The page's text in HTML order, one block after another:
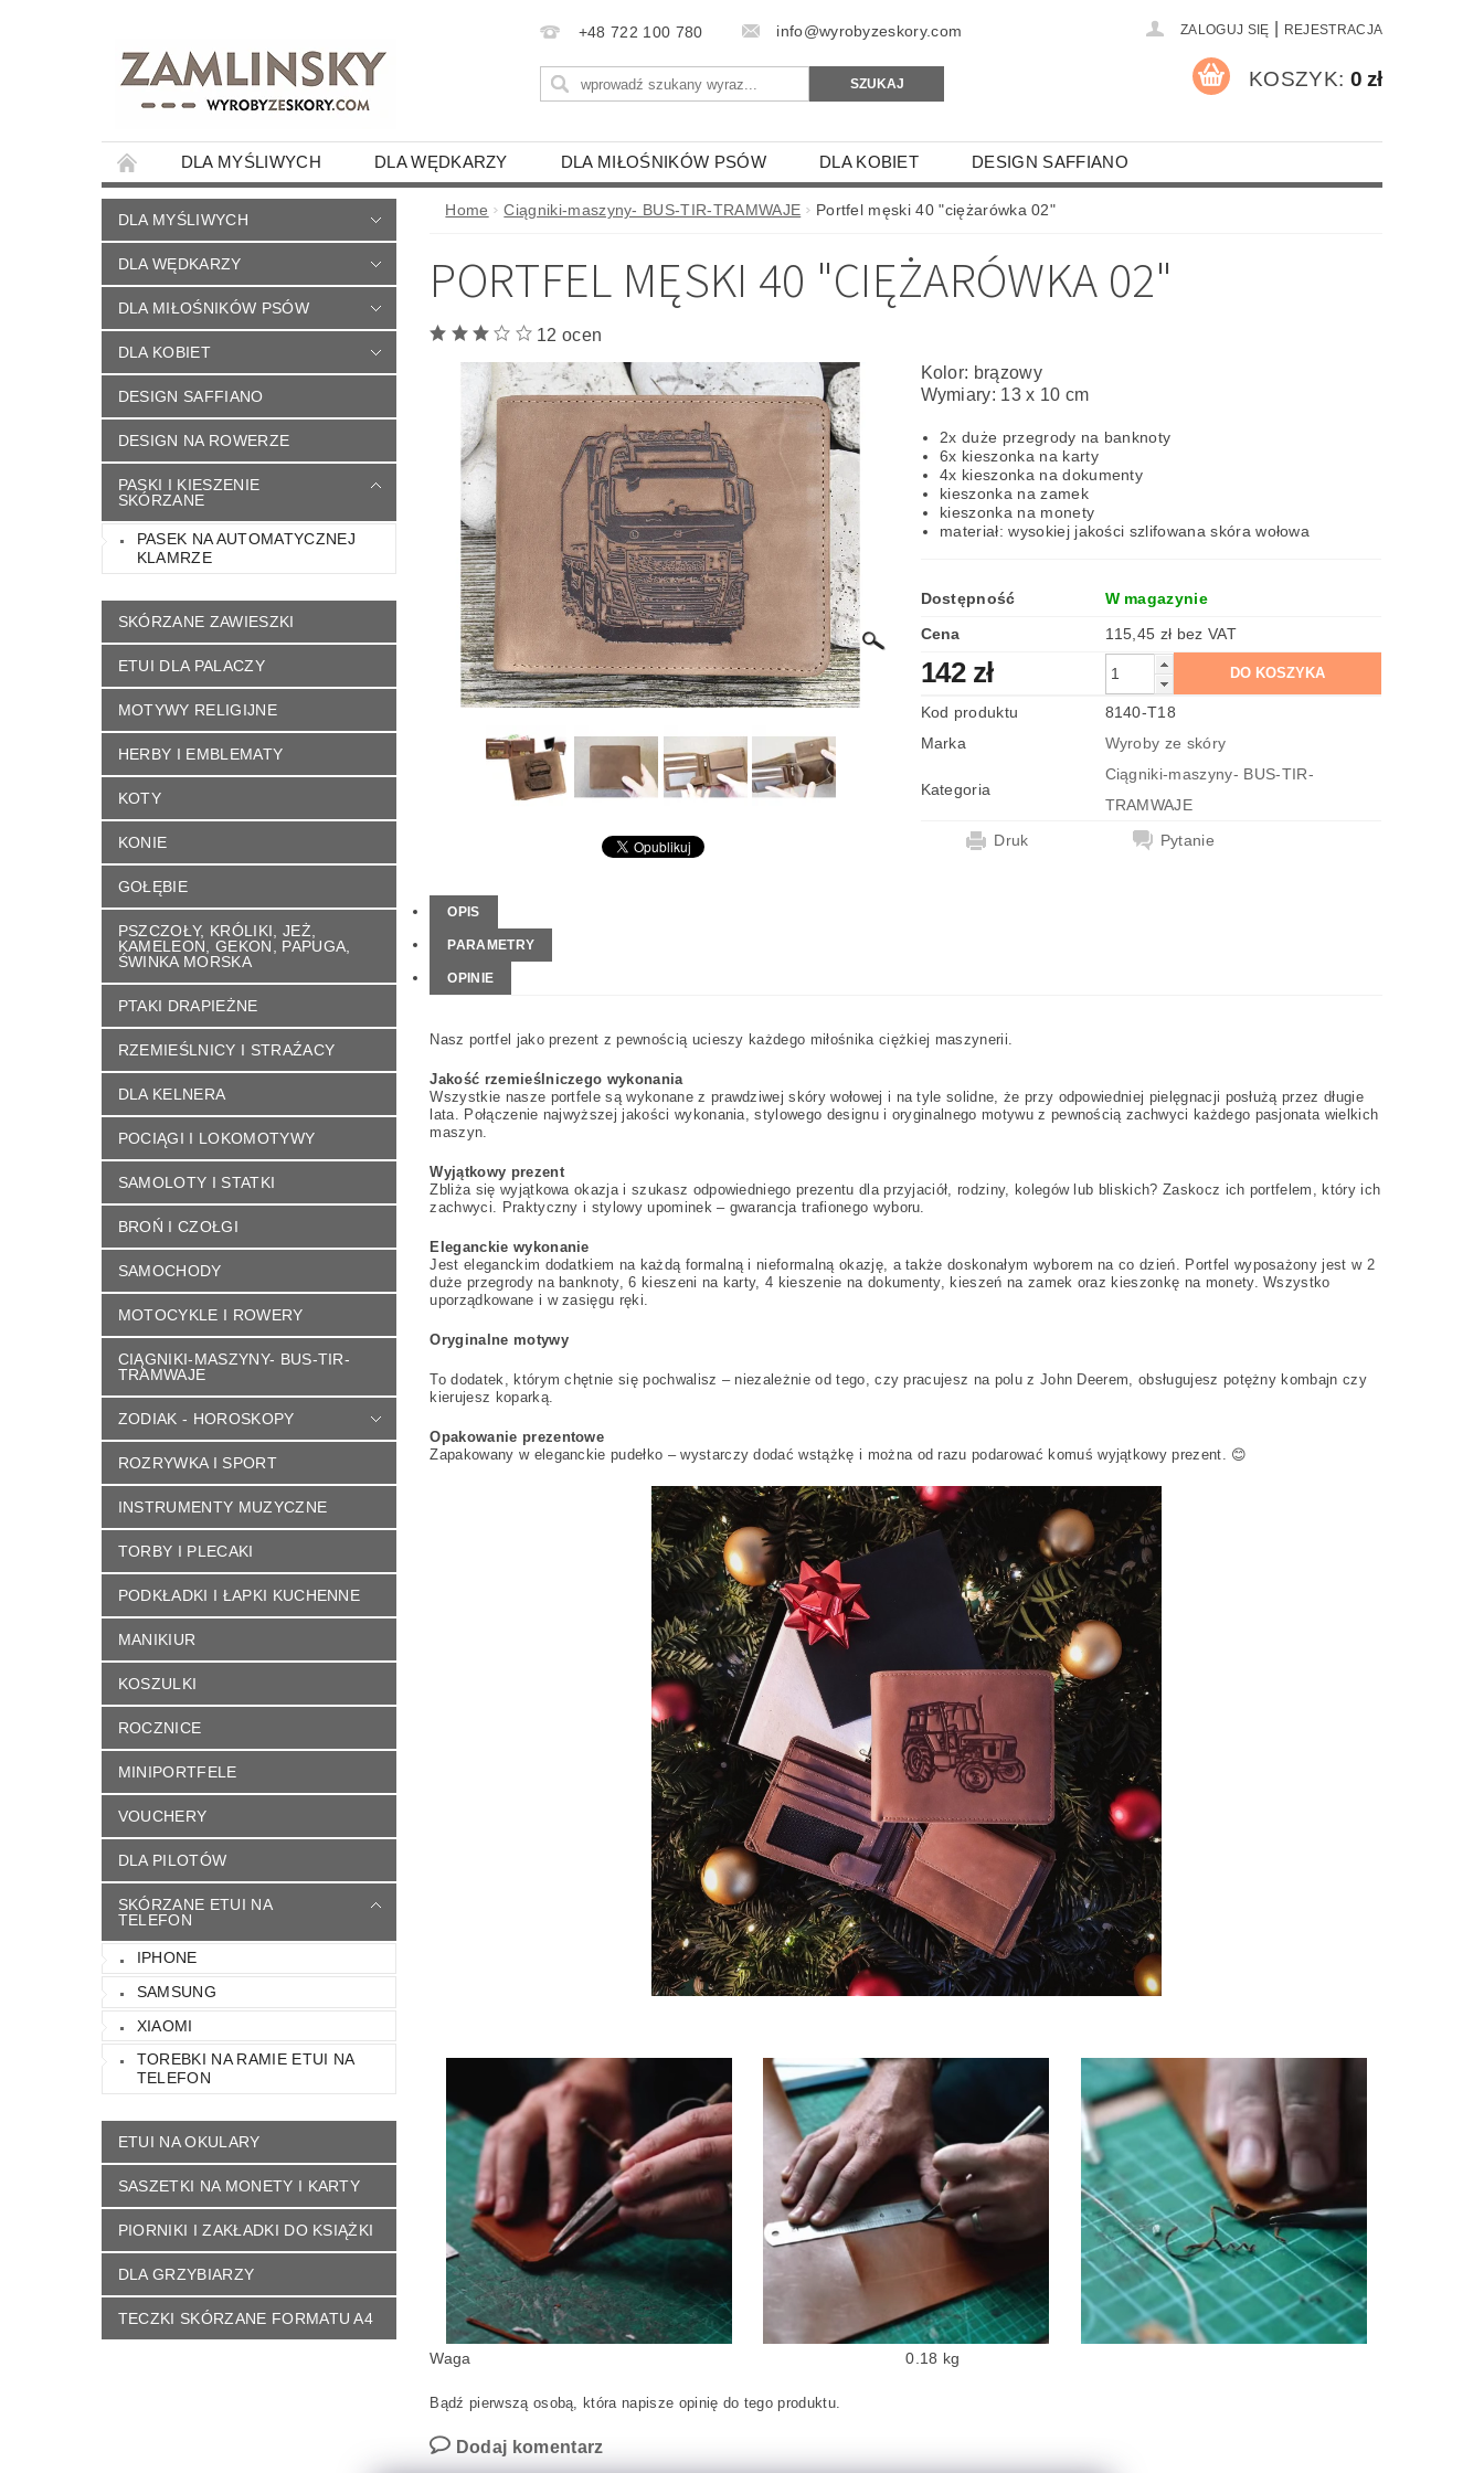
+48 722 100 780 info@wyrobyzeskory.com ZALOGUJ SIĘ REJESTRACJA
KOSZYK: 0 zł
DLA MYŚLIWYCH DLA WĘDKARZY DLA MIŁOŚNIKÓW PSÓW DLA KOBIET DESIGN SAFFIANO
DESIGN NA ROWERZE PASKI I KIESZENIE SKÓRZANE SKÓRZANE ZAWIESZKI ETUI DLA PALACZY
HERBY I EMBLEMATY KOTY
PSZCZOŁY, KRÓLIKI, JEŻ, KAMELEON, GEKON, PAPUGA, ŚWINKA MORSKA PTAKI DRAPIEŻNE RZEMIEŚLNICY I STRAŹACY
POCIĄGI I LOKOMOTYWY
MOTOCYKLE I ROWERY CIĄGNIKI-MASZYNY- BUS-TIR-TRAMWAJE ZODIAK - HOROSKOPY
INSTRUMENTY MUZYCZNE TORBY I PLECAKI PODKŁADKI I ŁAPKI KUCHENNE MANIKIUR KOSZULKI
MINIPORTFELE DLA PILOTÓW SKÓRZANE ETUI NA TELEFON ETUI NA OKULARY
SASZETKI NA MONETY I KARTY PIORNIKI I ZAKŁADKI DO KSIĄŻKI DLA GRZYBIARZY TECZKI SKÓRZANE FORMATU A4
KONTAKT NAPISZ DO NAS REGULAMIN SKLEPU
DLA MYŚLIWYCH
DLA WĘDKARZY
DLA MIŁOŚNIKÓW PSÓW
DLA KOBIET
DESIGN SAFFIANO
DESIGN NA ROWERZE
PASKI I KIESZENIE
SKÓRZANE
PASEK NA AUTOMATYCZNEJ
KLAMRZE
SKÓRZANE ZAWIESZKI
ETUI DLA PALACZY
MOTYWY RELIGIJNE
HERBY I EMBLEMATY
KOTY
KONIE
GOŁĘBIE
PSZCZOŁY, KRÓLIKI, JEŻ,
KAMELEON, GEKON, PAPUGA,
ŚWINKA MORSKA
PTAKI DRAPIEŻNE
RZEMIEŚLNICY I STRAŹACY
DLA KELNERA
POCIĄGI I LOKOMOTYWY
SAMOLOTY I STATKI
BROŃ I CZOŁGI
SAMOCHODY
MOTOCYKLE I ROWERY
CIĄGNIKI-MASZYNY- BUS-TIR-
TRAMWAJE
ZODIAK - HOROSKOPY
ROZRYWKA I SPORT
INSTRUMENTY MUZYCZNE
TORBY I PLECAKI
PODKŁADKI I ŁAPKI KUCHENNE
MANIKIUR
KOSZULKI
ROCZNICE
MINIPORTFELE
VOUCHERY
DLA PILOTÓW
SKÓRZANE ETUI NA
TELEFON
IPHONE
SAMSUNG
XIAOMI
TOREBKI NA RAMIE ETUI NA
TELEFON
ETUI NA OKULARY
SASZETKI NA MONETY I KARTY
PIORNIKI I ZAKŁADKI DO KSIĄŻKI
DLA GRZYBIARZY
TECZKI SKÓRZANE FORMATU A4
Home Ciągniki-maszyny- BUS-TIR-TRAMWAJE Portfel męski 40 "ciężarówka 02"
PORTFEL MĘSKI 40 "CIĘŻARÓWKA 02"
12 ocen
Kolor: brązowy
Wymiary: 13 x 10 cm
2x duże przegrody na banknoty
6x kieszonka na karty
4x kieszonka na dokumenty
kieszonka na zamek
kieszonka na monety
materiał: wysokiej jakości szlifowana skóra wołowa
Dostępność
W magazynie
Cena
115,45 zł bez VAT
142 zł
Kod produktu
8140-T18
Marka
Wyroby ze skóry
Kategoria
Ciągniki-maszyny- BUS-TIR-
TRAMWAJE
Druk
Pytanie
OPIS
PARAMETRY
OPINIE
Nasz portfel jako prezent z pewnością ucieszy każdego miłośnika ciężkiej maszynerii.
Jakość rzemieślniczego wykonania
Wszystkie nasze portfele są wykonane z prawdziwej skóry wołowej i na tyle solidne, że przy odpowiedniej pielęgnacji posłużą przez długie
lata. Połączenie najwyższej jakości wykonania, stylowego designu i oryginalnego motywu z pewnością zachwyci każdego pasjonata wielkich
maszyn.
Wyjątkowy prezent
Zbliża się wyjątkowa okazja i szukasz odpowiedniego prezentu dla przyjaciół, rodziny, kolegów lub bliskich? Zaskocz ich portfelem, który ich
zachwyci. Praktyczny i stylowy upominek – gwarancja trafionego wyboru.
Eleganckie wykonanie
Jest eleganckim dodatkiem na każdą formalną i nieformalną okazję, a także doskonałym wyborem na co dzień. Portfel wyposażony jest w 2
duże przegrody na banknoty, 6 kieszeni na karty, 4 kieszenie na dokumenty, kieszeń na zamek oraz kieszonkę na monety. Wszystko
uporządkowane i w zasięgu ręki.
Oryginalne motywy
To dodatek, którym chętnie się pochwalisz – niezależnie od tego, czy pracujesz na polu z John Deerem, obsługujesz potężny kombajn czy
kierujesz koparką.
Opakowanie prezentowe
Zapakowany w eleganckie pudełko – wystarczy dodać wstążkę i można od razu podarować komuś wyjątkowy prezent. 😊
Waga 0.18 kg
Bądź pierwszą osobą, która napisze opinię do tego produktu.
Dodaj komentarz